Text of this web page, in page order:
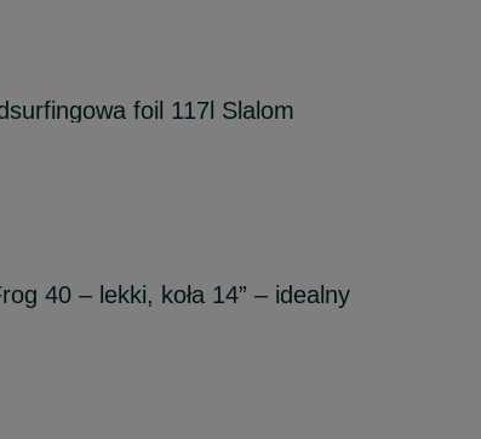
foil 117l Slalom
40 – lekki, koła 14” – idealny